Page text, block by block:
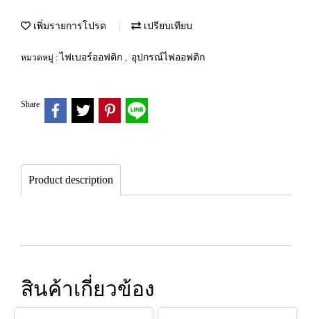
เพิ่มรายการโปรด เปรียบเทียบ
หมวดหมู่ : ไฟเบอร์ออฟติก , อุปกรณ์ไฟออฟติก
Share
Product description
สินค้าเกี่ยวข้อง